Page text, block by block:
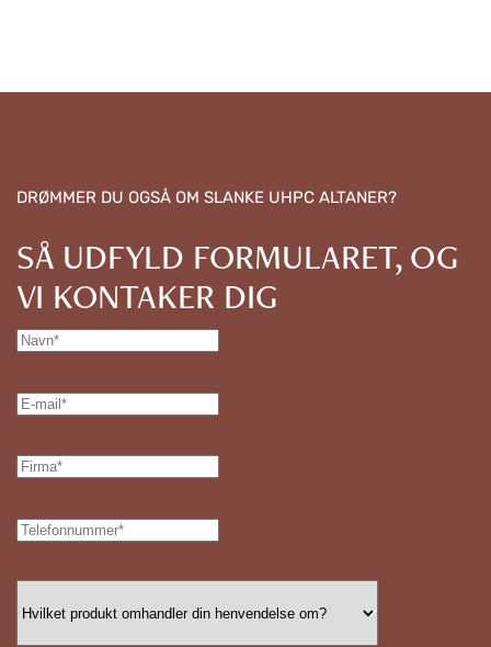
DRØMMER DU OGSÅ OM SLANKE UHPC ALTANER?
SÅ UDFYLD FORMULARET, OG
VI KONTAKER DIG